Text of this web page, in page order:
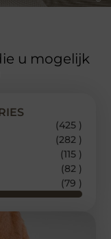
u mogelijk
(425 )
(282 )
(115 )
(82 )
(79 )